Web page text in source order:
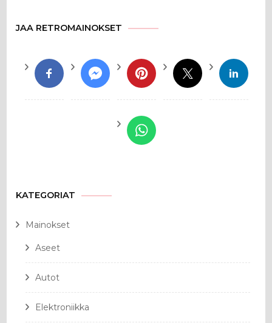
JAA RETROMAINOKSET
KATEGORIAT
Mainokset
Aseet
Autot
Elektroniikka